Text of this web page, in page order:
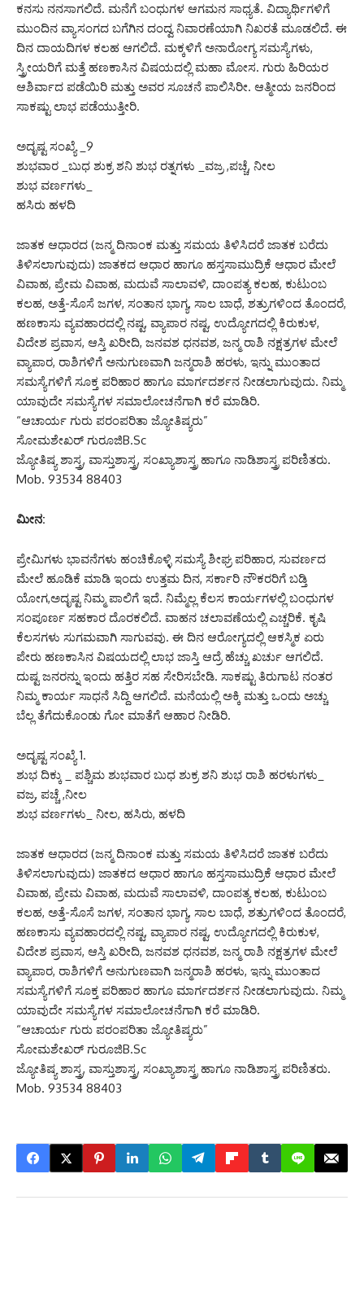
ಕನಸು ನನಸಾಗಲಿದೆ. ಮನೆಗೆ ಬಂಧುಗಳ ಆಗಮನ ಸಾಧ್ಯತೆ. ವಿದ್ಯಾರ್ಥಿಗಳಿಗೆ
ಮುಂದಿನ ವ್ಯಾಸಂಗದ ಬಗೆಗಿನ ದಂದ್ವ ನಿವಾರಣೆಯಾಗಿ ನಿಖರತೆ ಮೂಡಲಿದೆ. ಈ
ದಿನ ದಾಯದಿಗಳ ಕಲಹ ಆಗಲಿದೆ. ಮಕ್ಕಳಿಗೆ ಅನಾರೋಗ್ಯ ಸಮಸ್ಯೆಗಳು,
ಸ್ತ್ರೀಯರಿಗೆ ಮತ್ತೆ ಹಣಕಾಸಿನ ವಿಷಯದಲ್ಲಿ ಮಹಾ ಮೋಸ. ಗುರು ಹಿರಿಯರ
ಆಶಿರ್ವಾದ ಪಡೆಯಿರಿ ಮತ್ತು ಅವರ ಸೂಚನೆ ಪಾಲಿಸಿರೀ. ಆತ್ಮೀಯ ಜನರಿಂದ
ಸಾಕಷ್ಟು ಲಾಭ ಪಡೆಯುತ್ತೀರಿ.
ಅದೃಷ್ಟ ಸಂಖ್ಯೆ _9
ಶುಭವಾರ _ಬುಧ ಶುಕ್ರ ಶನಿ ಶುಭ ರತ್ನಗಳು _ವಜ್ರ ,ಪಚ್ಚೆ, ನೀಲ
ಶುಭ ವರ್ಣಗಳು_
ಹಸಿರು ಹಳದಿ
ಜಾತಕ ಆಧಾರದ (ಜನ್ಮ ದಿನಾಂಕ ಮತ್ತು ಸಮಯ ತಿಳಿಸಿದರೆ ಜಾತಕ ಬರೆದು
ತಿಳಿಸಲಾಗುವುದು) ಜಾತಕದ ಆಧಾರ ಹಾಗೂ ಹಸ್ತಸಾಮುದ್ರಿಕೆ ಆಧಾರ ಮೇಲೆ
ವಿವಾಹ, ಪ್ರೇಮ ವಿವಾಹ, ಮದುವೆ ಸಾಲಾವಳಿ, ದಾಂಪತ್ಯ ಕಲಹ, ಕುಟುಂಬ
ಕಲಹ, ಅತ್ತೆ-ಸೊಸೆ ಜಗಳ, ಸಂತಾನ ಭಾಗ್ಯ, ಸಾಲ ಬಾಧೆ, ಶತ್ರುಗಳಿಂದ ತೊಂದರೆ,
ಹಣಕಾಸು ವ್ಯವಹಾರದಲ್ಲಿ ನಷ್ಟ, ವ್ಯಾಪಾರ ನಷ್ಟ, ಉದ್ಯೋಗದಲ್ಲಿ ಕಿರುಕುಳ,
ವಿದೇಶ ಪ್ರವಾಸ, ಆಸ್ತಿ ಖರೀದಿ, ಜನವಶ ಧನವಶ, ಜನ್ಮ ರಾಶಿ ನಕ್ಷತ್ರಗಳ ಮೇಲೆ
ವ್ಯಾಪಾರ, ರಾಶಿಗಳಿಗೆ ಅನುಗುಣವಾಗಿ ಜನ್ಮರಾಶಿ ಹರಳು, ಇನ್ನು ಮುಂತಾದ
ಸಮಸ್ಯೆಗಳಿಗೆ ಸೂಕ್ತ ಪರಿಹಾರ ಹಾಗೂ ಮಾರ್ಗದರ್ಶನ ನೀಡಲಾಗುವುದು. ನಿಮ್ಮ
ಯಾವುದೇ ಸಮಸ್ಯೆಗಳ ಸಮಾಲೋಚನೆಗಾಗಿ ಕರೆ ಮಾಡಿರಿ.
“ಆಚಾರ್ಯ ಗುರು ಪರಂಪರಿತಾ ಜ್ಯೋತಿಷ್ಯರು”
ಸೋಮಶೇಖರ್ ಗುರೂಜಿB.Sc
ಜ್ಯೋತಿಷ್ಯ ಶಾಸ್ತ್ರ, ವಾಸ್ತುಶಾಸ್ತ್ರ, ಸಂಖ್ಯಾಶಾಸ್ತ್ರ ಹಾಗೂ ನಾಡಿಶಾಸ್ತ್ರ ಪರಿಣಿತರು.
Mob. 93534 88403
ಮೀನ:
ಪ್ರೇಮಿಗಳು ಭಾವನೆಗಳು ಹಂಚಿಕೊಳ್ಳಿ ಸಮಸ್ಯೆ ಶೀಘ್ರ ಪರಿಹಾರ, ಸುವರ್ಣದ
ಮೇಲೆ ಹೂಡಿಕೆ ಮಾಡಿ ಇಂದು ಉತ್ತಮ ದಿನ, ಸರ್ಕಾರಿ ನೌಕರರಿಗೆ ಬಡ್ತಿ
ಯೋಗ,ಅದೃಷ್ಟ ನಿಮ್ಮ ಪಾಲಿಗೆ ಇದೆ. ನಿಮ್ಮೆಲ್ಲ ಕೆಲಸ ಕಾರ್ಯಗಳಲ್ಲಿ ಬಂಧುಗಳ
ಸಂಪೂರ್ಣ ಸಹಕಾರ ದೊರಕಲಿದೆ. ವಾಹನ ಚಲಾವಣೆಯಲ್ಲಿ ಎಚ್ಚರಿಕೆ. ಕೃಷಿ
ಕೆಲಸಗಳು ಸುಗಮವಾಗಿ ಸಾಗುವವು. ಈ ದಿನ ಆರೋಗ್ಯದಲ್ಲಿ ಆಕಸ್ಮಿಕ ಏರು
ಪೇರು ಹಣಕಾಸಿನ ವಿಷಯದಲ್ಲಿ ಲಾಭ ಜಾಸ್ತಿ ಆದ್ರೆ ಹೆಚ್ಚು ಖರ್ಚು ಆಗಲಿದೆ.
ದುಷ್ಟ ಜನರನ್ನು ಇಂದು ಹತ್ತಿರ ಸಹ ಸೇರಿಸಬೇಡಿ. ಸಾಕಷ್ಟು ತಿರುಗಾಟ ನಂತರ
ನಿಮ್ಮ ಕಾರ್ಯ ಸಾಧನೆ ಸಿದ್ದಿ ಆಗಲಿದೆ. ಮನೆಯಲ್ಲಿ ಅಕ್ಕಿ ಮತ್ತು ಒಂದು ಅಚ್ಚು
ಬೆಲ್ಲ ತೆಗೆದುಕೊಂಡು ಗೋ ಮಾತೆಗೆ ಆಹಾರ ನೀಡಿರಿ.
ಅದೃಷ್ಟ ಸಂಖ್ಯೆ 1.
ಶುಭ ದಿಕ್ಕು _ ಪಶ್ಚಿಮ ಶುಭವಾರ ಬುಧ ಶುಕ್ರ ಶನಿ ಶುಭ ರಾಶಿ ಹರಳುಗಳು_
ವಜ್ರ, ಪಚ್ಚೆ ,ನೀಲ
ಶುಭ ವರ್ಣಗಳು_ ನೀಲ, ಹಸಿರು, ಹಳದಿ
ಜಾತಕ ಆಧಾರದ (ಜನ್ಮ ದಿನಾಂಕ ಮತ್ತು ಸಮಯ ತಿಳಿಸಿದರೆ ಜಾತಕ ಬರೆದು
ತಿಳಿಸಲಾಗುವುದು) ಜಾತಕದ ಆಧಾರ ಹಾಗೂ ಹಸ್ತಸಾಮುದ್ರಿಕೆ ಆಧಾರ ಮೇಲೆ
ವಿವಾಹ, ಪ್ರೇಮ ವಿವಾಹ, ಮದುವೆ ಸಾಲಾವಳಿ, ದಾಂಪತ್ಯ ಕಲಹ, ಕುಟುಂಬ
ಕಲಹ, ಅತ್ತೆ-ಸೊಸೆ ಜಗಳ, ಸಂತಾನ ಭಾಗ್ಯ, ಸಾಲ ಬಾಧೆ, ಶತ್ರುಗಳಿಂದ ತೊಂದರೆ,
ಹಣಕಾಸು ವ್ಯವಹಾರದಲ್ಲಿ ನಷ್ಟ, ವ್ಯಾಪಾರ ನಷ್ಟ, ಉದ್ಯೋಗದಲ್ಲಿ ಕಿರುಕುಳ,
ವಿದೇಶ ಪ್ರವಾಸ, ಆಸ್ತಿ ಖರೀದಿ, ಜನವಶ ಧನವಶ, ಜನ್ಮ ರಾಶಿ ನಕ್ಷತ್ರಗಳ ಮೇಲೆ
ವ್ಯಾಪಾರ, ರಾಶಿಗಳಿಗೆ ಅನುಗುಣವಾಗಿ ಜನ್ಮರಾಶಿ ಹರಳು, ಇನ್ನು ಮುಂತಾದ
ಸಮಸ್ಯೆಗಳಿಗೆ ಸೂಕ್ತ ಪರಿಹಾರ ಹಾಗೂ ಮಾರ್ಗದರ್ಶನ ನೀಡಲಾಗುವುದು. ನಿಮ್ಮ
ಯಾವುದೇ ಸಮಸ್ಯೆಗಳ ಸಮಾಲೋಚನೆಗಾಗಿ ಕರೆ ಮಾಡಿರಿ.
“ಆಚಾರ್ಯ ಗುರು ಪರಂಪರಿತಾ ಜ್ಯೋತಿಷ್ಯರು”
ಸೋಮಶೇಖರ್ ಗುರೂಜಿB.Sc
ಜ್ಯೋತಿಷ್ಯ ಶಾಸ್ತ್ರ, ವಾಸ್ತುಶಾಸ್ತ್ರ, ಸಂಖ್ಯಾಶಾಸ್ತ್ರ ಹಾಗೂ ನಾಡಿಶಾಸ್ತ್ರ ಪರಿಣಿತರು.
Mob. 93534 88403